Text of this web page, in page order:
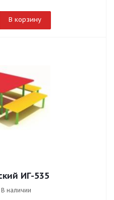
В корзину
ИГ-535
В наличии